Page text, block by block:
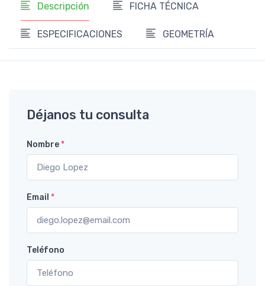
Descripción FICHA TÉCNICA
ESPECIFICACIONES GEOMETRÍA
Déjanos tu consulta
Nombre*
Email *
Teléfono